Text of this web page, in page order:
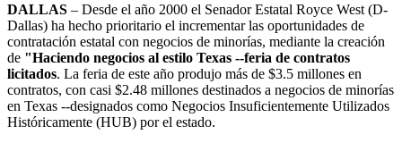
DALLAS – Desde el año 2000 el Senador Estatal Royce West (D-
Dallas) ha hecho prioritario el incrementar las oportunidades de
contratación estatal con negocios de minorías, mediante la creación
de "Haciendo negocios al estilo Texas --feria de contratos
licitados. La feria de este año produjo más de $3.5 millones en
contratos, con casi $2.48 millones destinados a negocios de minorías
en Texas --designados como Negocios Insuficientemente Utilizados
Históricamente (HUB) por el estado.